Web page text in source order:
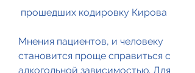
прошедших кодировку Кирова
Мнения пациентов, и человеку
становится проще справиться с
алкогольной зависимостью. Для